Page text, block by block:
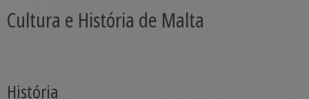
Cultura e História de Malta
História